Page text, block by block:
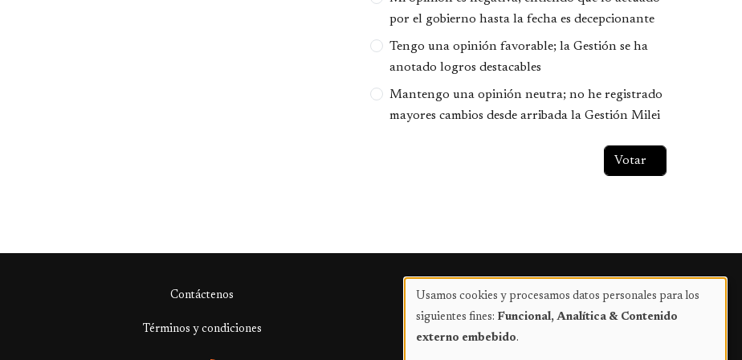
por el gobierno hasta la fecha es decepcionante
Tengo una opinión favorable; la Gestión se ha
anotado logros destacables
Mantengo una opinión neutra; no he registrado
mayores cambios desde arribada la Gestión Milei
Contáctenos Publicidad
Términos y condiciones
Uso
de
Usamos cookies y procesamos datos personales para los
siguientes fines: Funcional, Analítica & Contenido
externo embebido.